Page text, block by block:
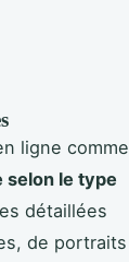
ligne comme
selon le type
détaillées
de portraits